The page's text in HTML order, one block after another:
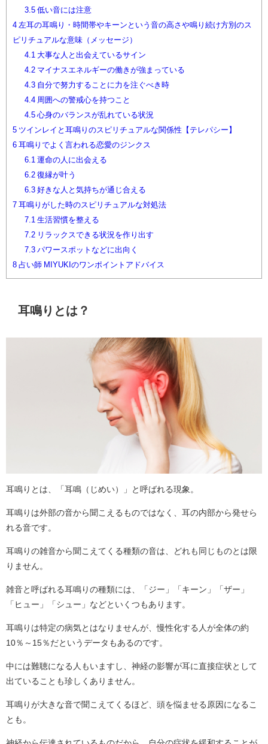
3.5低い音には注意
4 左耳の耳鳴り・時間帯やキーンという音の高さや鳴り続け方別のス
ピリチュアルな意味（メッセージ）
4.1
大事な人と出会えているサイン
4.2マイナスエネルギーの働きが強まっている
4.3自分で努力することに力を注ぐべき時
4.4周囲への警戒心を持つこと
4.5心身のバランスが乱れている状況
5 ツインレイと耳鳴りのスピリチュアルな関係性【テレパシー】
6 耳鳴りでよく言われる恋愛のジンクス
6.1 運命の人に出会える
6.2復縁が叶う
6.3好きな人と気持ちが通じ合える
7 耳鳴りがした時のスピリチュアルな対処法
7.1 生活習慣を整える
7.2リラックスできる状況を作り出す
7.3パワースポットなどに出向く
8 占い師 MIYUKIのワンポイントアドバイス
耳鳴りとは？
耳鳴りとは、「耳鳴（じめい）」と呼ばれる現象。
耳鳴りは外部の音から聞こえるものではなく、耳の内部から発せら
れる音です。
耳鳴りの雑音から聞こえてくる種類の音は、どれも同じものとは限
りません。
雑音と呼ばれる耳鳴りの種類には、「ジー」「キーン」「ザー」
「ヒュー」「シュー」などといくつもあります。
耳鳴りは特定の病気とはなりませんが、慢性化する人が全体の約
10％～15％だというデータもあるのです。
中には難聴になる人もいますし、神経の影響が耳に直接症状として
出ていることも珍しくありません。
耳鳴りが大きな音で聞こえてくるほど、頭を悩ませる原因になるこ
とも。